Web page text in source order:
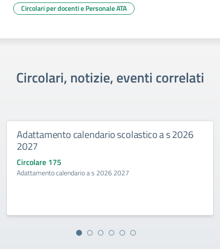
Circolari per docenti e Personale ATA
Circolari, notizie, eventi correlati
Adattamento calendario scolastico a s 2026
2027
Circolare 175
Adattamento calendario a s 2026 2027